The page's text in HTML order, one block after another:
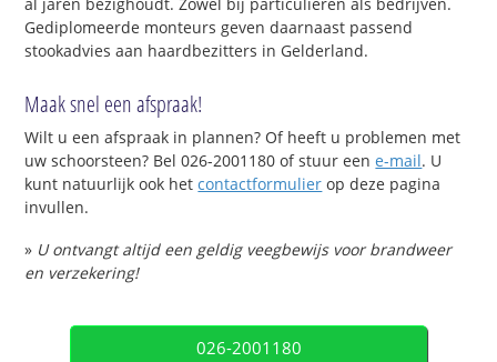
Gediplomeerde monteurs geven daarnaast passend
stookadvies aan haardbezitters in Gelderland.
Maak snel een afspraak!
Wilt u een afspraak in plannen? Of heeft u problemen met
uw schoorsteen? Bel 026-2001180 of stuur eene-mail. U
kunt natuurlijk ook hetcontactformulier op deze pagina
invullen.
» U ontvangt altijd een geldig veegbewijs voor brandweer
en verzekering!
026-2001180